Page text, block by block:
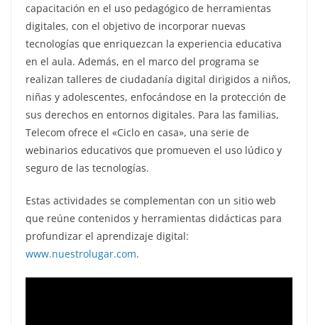
capacitación en el uso pedagógico de herramientas
digitales, con el objetivo de incorporar nuevas
tecnologías que enriquezcan la experiencia educativa
en el aula. Además, en el marco del programa se
realizan talleres de ciudadanía digital dirigidos a niños,
niñas y adolescentes, enfocándose en la protección de
sus derechos en entornos digitales. Para las familias,
Telecom ofrece el «Ciclo en casa», una serie de
webinarios educativos que promueven el uso lúdico y
seguro de las tecnologías.
Estas actividades se complementan con un sitio web
que reúne contenidos y herramientas didácticas para
profundizar el aprendizaje digital:
www.nuestrolugar.com.